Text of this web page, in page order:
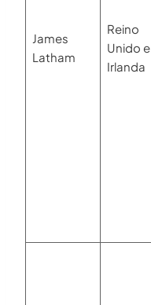
James
Latham
Reino
Unido e
Irlanda